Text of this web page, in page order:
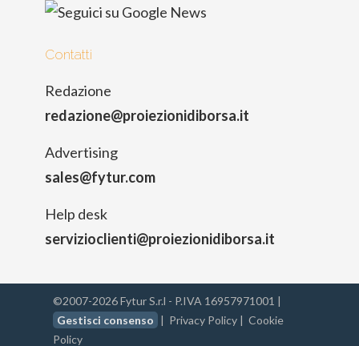
Contatti
Redazione
redazione@proiezionidiborsa.it
Advertising
sales@fytur.com
Help desk
servizioclienti@proiezionidiborsa.it
©2007-2026 Fytur S.r.l - P.IVA 16957971001 |
Gestisci consenso | Privacy Policy | Cookie
Policy